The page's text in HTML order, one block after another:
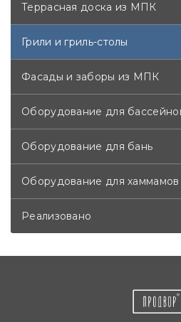
Террасная доска из МПК
Грили и гриль-столы
Фасады и заборы из МПК
Оборудование для
Оборудование для бань
Оборудование для хаммамов
Реализовано